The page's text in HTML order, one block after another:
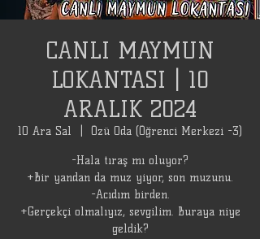
CANLI MAYMUN
LOKANTASI | 10
ARALIK 2024
10 Ara Sal Özü Oda (Öğrenci Merkezi -3)
-Hala tıraş mı oluyor?
+Bir yandan da muz yiyor, son muzunu.
-Acıdım birden.
+Gerçekçi olmalıyız, sevgilim. Buraya niye
geldik?